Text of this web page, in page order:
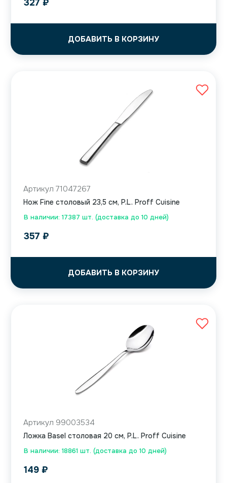
327 ₽
ДОБАВИТЬ В КОРЗИНУ
В наличии: 17387 шт. (доставка до 10 дней)
Артикул 71047267
Нож Fine столовый 23,5 см, P.L. Proff Cuisine
357 ₽
ДОБАВИТЬ В КОРЗИНУ
В наличии: 18861 шт. (доставка до 10 дней)
Артикул 99003534
Ложка Basel столовая 20 см, P.L. Proff Cuisine
149 ₽